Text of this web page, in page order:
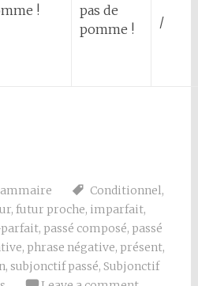
!
pas de
pomme !
/
Conditionnel,
, futur proche, imparfait,
, passé composé, passé
, phrase négative, présent,
, subjonctif passé, Subjonctif